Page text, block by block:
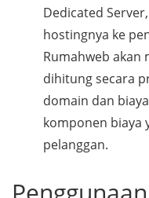
Dedicated
hostingnya ke
Rumahweb akan
dihitung secara
domain dan
komponen biaya
pelanggan.